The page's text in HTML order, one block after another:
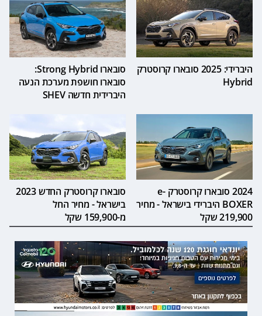
היברידי: 2025 סובארו קרוסטרק
Hybrid
סובארו Strong Hybrid:
סובארו חושפת מערכת הנעה
היברידית חדשה SHEV
2024 סובארו קרוסטרק e-
BOXER היברידי בישראל - מחיר
219,900 שקל
סובארו קרוסטרק החדש 2023
בישראל - מחיר החל
מ-159,900 שקל